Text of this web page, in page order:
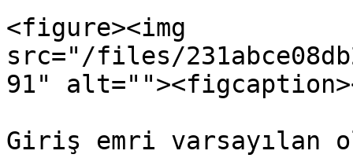
<figure><img
src="/files/
91"
Giriş emri varsayılan